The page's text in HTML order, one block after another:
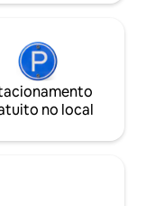
no local